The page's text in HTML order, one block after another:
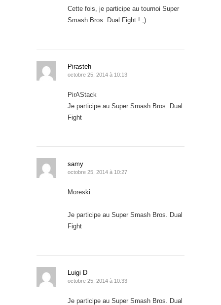
Cette fois, je participe au tournoi Super
Smash Bros. Dual Fight ! ;)
Pirasteh
octobre 25, 2014 à 10:13
PirAStack
Je participe au Super Smash Bros. Dual
Fight
samy
octobre 25, 2014 à 10:27
Moreski
Je participe au Super Smash Bros. Dual
Fight
Luigi D
octobre 25, 2014 à 10:33
Je participe au Super Smash Bros. Dual